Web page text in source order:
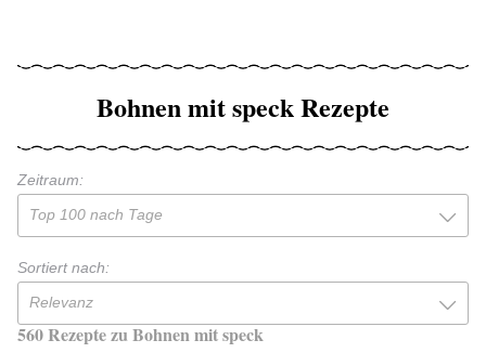
Bohnen mit speck Rezepte
Zeitraum:
Top 100 nach Tage
Sortiert nach:
Relevanz
560 Rezepte zu Bohnen mit speck